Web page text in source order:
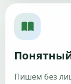
Пишем без